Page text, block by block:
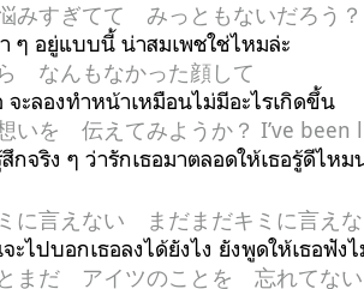
みすぎてて みっともないだろう？
ๆ อยู่แบบนี้ น่าสมเพชใช่ไหมล่ะ
なんもなかった顔して
จะลองทำหน้าเหมือนไม่มีอะไรเกิดขึ้น
いを 伝えてみようか？ Iʼve been
กจริง ๆ ว่ารักเธอมาตลอดให้เธอรู้ดีไหม
に言えない まだまだキミに言え
ะไปบอกเธอลงได้ยังไง ยังพูดให้เธอฟัง
まだ アイツのことを 忘れてない